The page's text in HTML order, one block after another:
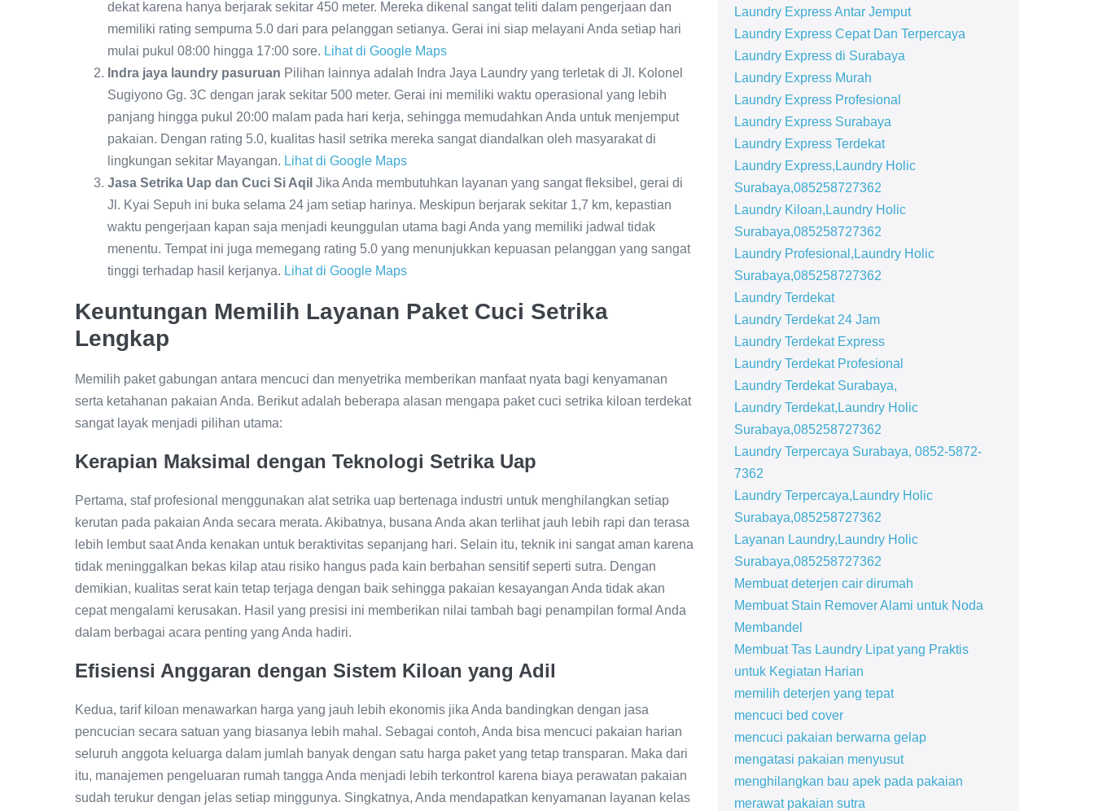
dekat karena hanya berjarak sekitar 450 meter. Mereka dikenal sangat teliti dalam pengerjaan dan
memiliki rating sempurna 5.0 dari para pelanggan setianya. Gerai ini siap melayani Anda setiap hari
mulai pukul 08:00 hingga 17:00 sore. Lihat di Google Maps
Indra jaya laundry pasuruan Pilihan lainnya adalah Indra Jaya Laundry yang terletak di Jl. Kolonel
Sugiyono Gg. 3C dengan jarak sekitar 500 meter. Gerai ini memiliki waktu operasional yang lebih
panjang hingga pukul 20:00 malam pada hari kerja, sehingga memudahkan Anda untuk menjemput
pakaian. Dengan rating 5.0, kualitas hasil setrika mereka sangat diandalkan oleh masyarakat di
lingkungan sekitar Mayangan. Lihat di Google Maps
Jasa Setrika Uap dan Cuci Si Aqil Jika Anda membutuhkan layanan yang sangat fleksibel, gerai di
Jl. Kyai Sepuh ini buka selama 24 jam setiap harinya. Meskipun berjarak sekitar 1,7 km, kepastian
waktu pengerjaan kapan saja menjadi keunggulan utama bagi Anda yang memiliki jadwal tidak
menentu. Tempat ini juga memegang rating 5.0 yang menunjukkan kepuasan pelanggan yang sangat
tinggi terhadap hasil kerjanya. Lihat di Google Maps
Keuntungan Memilih Layanan Paket Cuci Setrika
Lengkap
Memilih paket gabungan antara mencuci dan menyetrika memberikan manfaat nyata bagi kenyamanan
serta ketahanan pakaian Anda. Berikut adalah beberapa alasan mengapa paket cuci setrika kiloan terdekat
sangat layak menjadi pilihan utama:
Kerapian Maksimal dengan Teknologi Setrika Uap
Pertama, staf profesional menggunakan alat setrika uap bertenaga industri untuk menghilangkan setiap
kerutan pada pakaian Anda secara merata. Akibatnya, busana Anda akan terlihat jauh lebih rapi dan terasa
lebih lembut saat Anda kenakan untuk beraktivitas sepanjang hari. Selain itu, teknik ini sangat aman karena
tidak meninggalkan bekas kilap atau risiko hangus pada kain berbahan sensitif seperti sutra. Dengan
demikian, kualitas serat kain tetap terjaga dengan baik sehingga pakaian kesayangan Anda tidak akan
cepat mengalami kerusakan. Hasil yang presisi ini memberikan nilai tambah bagi penampilan formal Anda
dalam berbagai acara penting yang Anda hadiri.
Efisiensi Anggaran dengan Sistem Kiloan yang Adil
Kedua, tarif kiloan menawarkan harga yang jauh lebih ekonomis jika Anda bandingkan dengan jasa
pencucian secara satuan yang biasanya lebih mahal. Sebagai contoh, Anda bisa mencuci pakaian harian
seluruh anggota keluarga dalam jumlah banyak dengan satu harga paket yang tetap transparan. Maka dari
itu, manajemen pengeluaran rumah tangga Anda menjadi lebih terkontrol karena biaya perawatan pakaian
sudah terukur dengan jelas setiap minggunya. Singkatnya, Anda mendapatkan kenyamanan layanan kelas
Laundry Express Antar Jemput
Laundry Express Cepat Dan Terpercaya
Laundry Express di Surabaya
Laundry Express Murah
Laundry Express Profesional
Laundry Express Surabaya
Laundry Express Terdekat
Laundry Express,Laundry Holic
Surabaya,085258727362
Laundry Kiloan,Laundry Holic
Surabaya,085258727362
Laundry Profesional,Laundry Holic
Surabaya,085258727362
Laundry Terdekat
Laundry Terdekat 24 Jam
Laundry Terdekat Express
Laundry Terdekat Profesional
Laundry Terdekat Surabaya,
Laundry Terdekat,Laundry Holic
Surabaya,085258727362
Laundry Terpercaya Surabaya, 0852-5872-
7362
Laundry Terpercaya,Laundry Holic
Surabaya,085258727362
Layanan Laundry,Laundry Holic
Surabaya,085258727362
Membuat deterjen cair dirumah
Membuat Stain Remover Alami untuk Noda
Membandel
Membuat Tas Laundry Lipat yang Praktis
untuk Kegiatan Harian
memilih deterjen yang tepat
mencuci bed cover
mencuci pakaian berwarna gelap
mengatasi pakaian menyusut
menghilangkan bau apek pada pakaian
merawat pakaian sutra